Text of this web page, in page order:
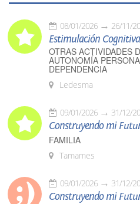
08/01/2026 26/11/
Estimulación Cognitiva
OTRAS ACTIVIDADES
AUTONOMÍA
DEPENDENCIA
Ledesma
09/01/2026 31/12/
Construyendo mi
FAMILIA
Tamames
09/01/2026 31/12/
Construyendo mi